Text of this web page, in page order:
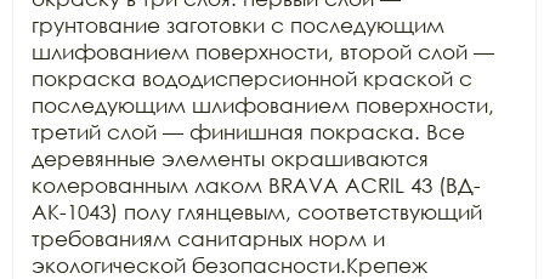
грунтование заготовки с последующим
шлифованием поверхности, второй слой —
покраска вододисперсионной краской с
последующим шлифованием поверхности,
третий слой — финишная покраска. Все
деревянные элементы окрашиваются
колерованным лаком BRAVA ACRIL 43 (ВД-
АК-1043) полу глянцевым, соответствующий
требованиям санитарных норм и
экологической безопасности.Крепеж